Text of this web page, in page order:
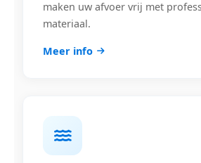
maken uw afvoer vrij met
materiaal.
Meer info